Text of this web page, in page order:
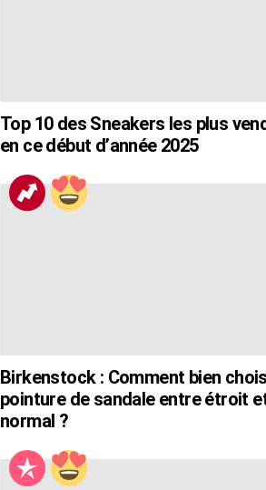
Top 10 des Sneakers les plus
en ce début d’année 2025
Birkenstock : Comment bien
pointure de sandale entre étroit
normal ?